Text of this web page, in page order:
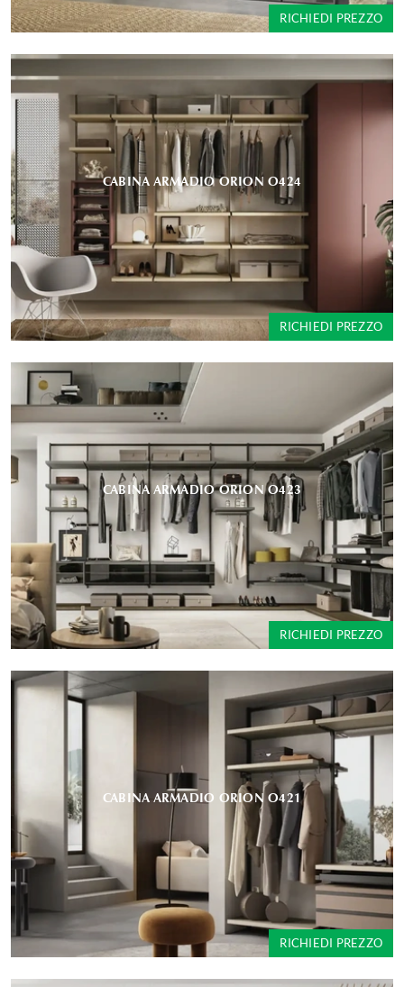
RICHIEDI PREZZO
CABINA ARMADIO ORION O424
RICHIEDI PREZZO
CABINA ARMADIO ORION O423
RICHIEDI PREZZO
CABINA ARMADIO ORION O421
RICHIEDI PREZZO